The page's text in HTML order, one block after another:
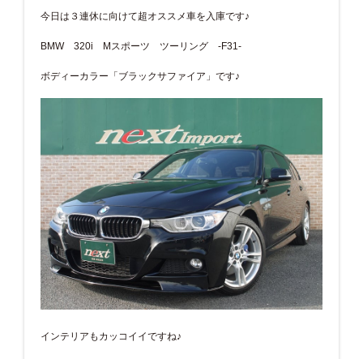
今日は３連休に向けて超オススメ車を入庫です♪
BMW 320i Mスポーツ ツーリング -F31-
ボディーカラー「ブラックサファイア」です♪
インテリアもカッコイイですね♪